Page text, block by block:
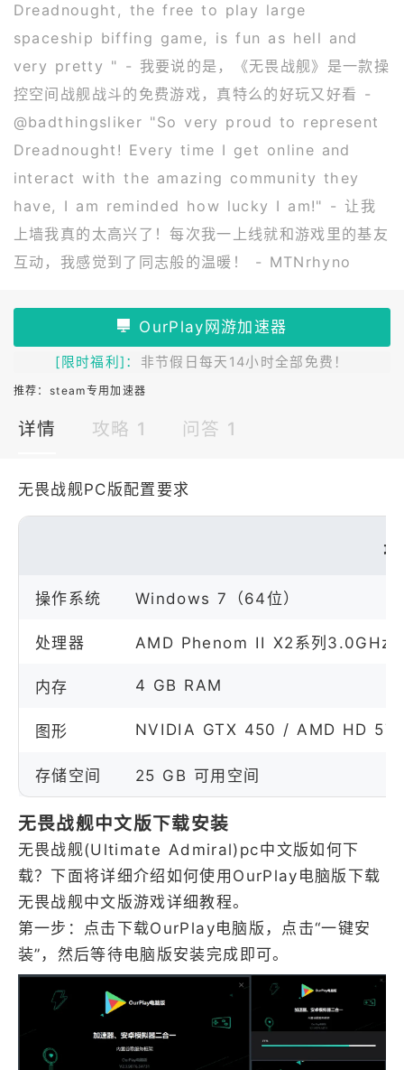
Dreadnought, the free to play large
spaceship biffing game, is fun as hell and
very pretty " - 我要说的是，《无畏战舰》是一款操
控空间战舰战斗的免费游戏，真特么的好玩又好看 -
@badthingsliker "So very proud to represent
Dreadnought! Every time I get online and
interact with the amazing community they
have, I am reminded how lucky I am!" - 让我
上墙我真的太高兴了！每次我一上线就和游戏里的基友
互动，我感觉到了同志般的温暖！ - MTNrhyno
[限时福利]： 非节假日每天14小时全部免费！
推荐： steam专用加速器
详情 攻略 1 问答 1
无畏战舰PC版配置要求
操作系统 Windows 7（64位）
处理器 AMD Phenom II X2系列
内存 4 GB RAM
图形 NVIDIA GTX 450 / AMD HD
存储空间 25 GB 可用空间
无畏战舰中文版下载安装
无畏战舰(Ultimate Admiral)pc中文版如何下
载？下面将详细介绍如何使用OurPlay电脑版下载
无畏战舰中文版游戏详细教程。
第一步：点击下载OurPlay电脑版，点击“一键安
装”，然后等待电脑版安装完成即可。